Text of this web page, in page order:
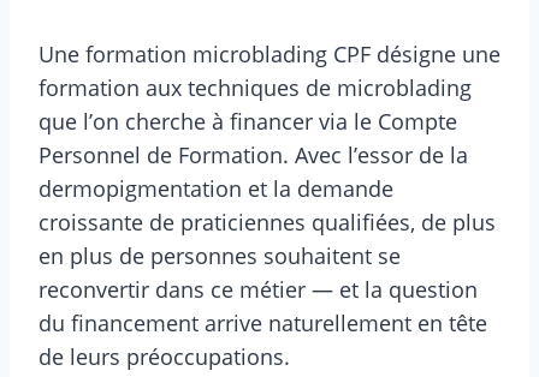
Une formation microblading CPF désigne une
formation aux techniques de microblading
que l’on cherche à financer via le Compte
Personnel de Formation. Avec l’essor de la
dermopigmentation et la demande
croissante de praticiennes qualifiées, de plus
en plus de personnes souhaitent se
reconvertir dans ce métier — et la question
du financement arrive naturellement en tête
de leurs préoccupations.